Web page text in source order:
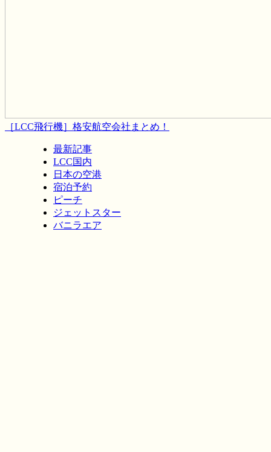
［LCC飛行機］格安航空会社まとめ！
最新記事
LCC国内
日本の空港
宿泊予約
ピーチ
ジェットスター
バニラエア